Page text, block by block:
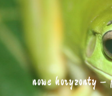
nowe horyzonty